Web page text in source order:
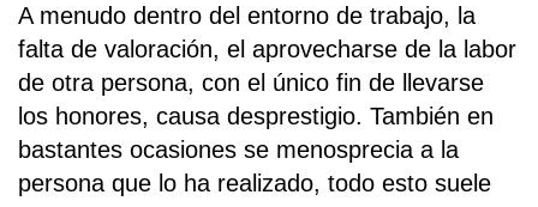
A menudo dentro del entorno de trabajo, la
falta de valoración, el aprovecharse de la labor
de otra persona, con el único fin de llevarse
los honores, causa desprestigio. También en
bastantes ocasiones se menosprecia a la
persona que lo ha realizado, todo esto suele